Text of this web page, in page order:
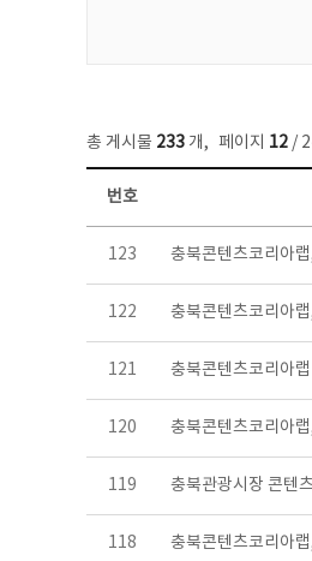
총 게시물 233 개, 페이지 12 /
보도자료 목록 - 번호, 제목, 작성자, 파일, 조회수, 작성일 정보 제공
번호
123 충북콘텐츠코리아
122 충북콘텐츠코리아
121 충북콘텐츠코리아
120 충북콘텐츠코리아
119 충북관광시장 콘텐
118 충북콘텐츠코리아